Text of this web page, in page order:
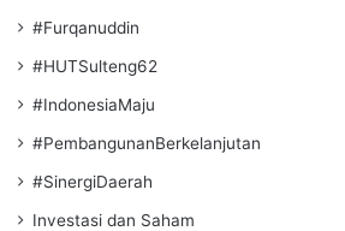
#Furqanuddin
#HUTSulteng62
#IndonesiaMaju
#PembangunanBerkelanjutan
#SinergiDaerah
Investasi dan Saham